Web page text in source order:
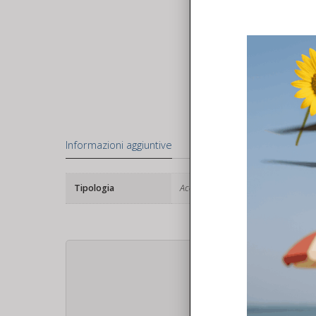
Informazioni aggiuntive
Tipologia Accessori